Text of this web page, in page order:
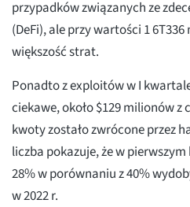
przypadków związanych ze
(DeFi), ale przy wartości 1
większość strat.
Ponadto z exploitów w I
ciekawe, około $129 milionów z
kwoty zostało zwrócone przez
liczba pokazuje, że w
28% w porównaniu z 40%
w 2022 r.